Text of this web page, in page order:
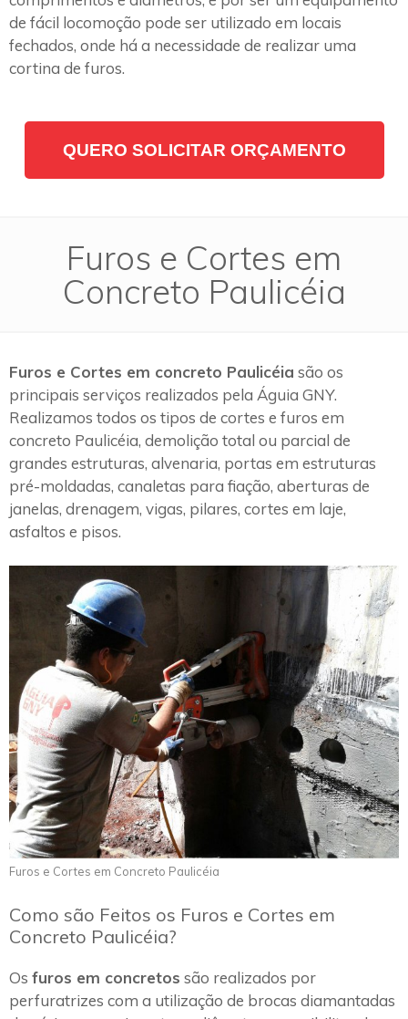
de fácil locomoção pode ser utilizado em locais
fechados, onde há a necessidade de realizar uma
cortina de furos.
QUERO SOLICITAR ORÇAMENTO
Furos e Cortes em
Concreto Paulicéia
Furos e Cortes em concreto Paulicéia são os
principais serviços realizados pela Águia GNY.
Realizamos todos os tipos de cortes e furos em
concreto Paulicéia, demolição total ou parcial de
grandes estruturas, alvenaria, portas em estruturas
pré-moldadas, canaletas para fiação, aberturas de
janelas, drenagem, vigas, pilares, cortes em laje,
asfaltos e pisos.
Furos e Cortes em Concreto Paulicéia
Como são Feitos os Furos e Cortes em
Concreto Paulicéia?
Os furos em concretos são realizados por
perfuratrizes com a utilização de brocas diamantadas